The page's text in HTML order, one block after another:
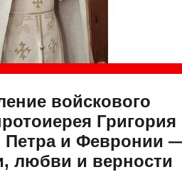
войскового
Григория
Петра и Февронии
любви и верности